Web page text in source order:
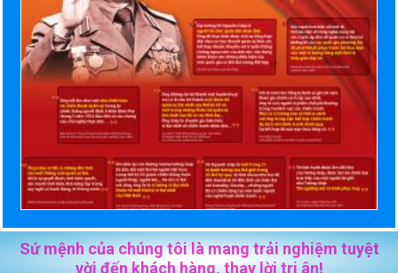
Sứ mệnh của chúng tôi là mang trải nghiệm tuyệt
vời đến khách hàng, thay lời tri ân!